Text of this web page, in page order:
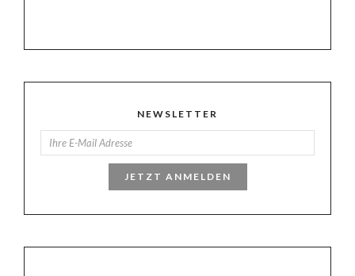
NEWSLETTER
JETZT ANMELDEN